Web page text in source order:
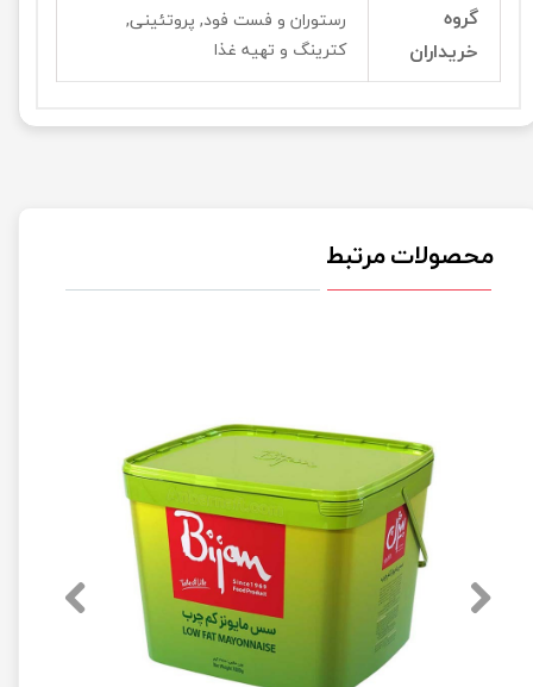
گروه
خریداران
رستوران و فست فود, پروتئینی,
کترینگ و تهیه غذا
محصولات مرتبط